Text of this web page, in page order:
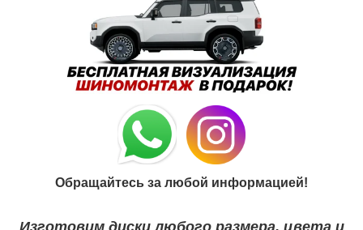
Обращайтесь за любой информацией!
Изготовим диски любого размера, цвета и